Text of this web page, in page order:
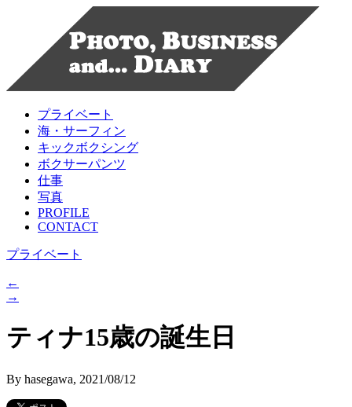
プライベート
海・サーフィン
キックボクシング
ボクサーパンツ
仕事
写真
PROFILE
CONTACT
プライベート
←
→
ティナ15歳の誕生日
By hasegawa, 2021/08/12